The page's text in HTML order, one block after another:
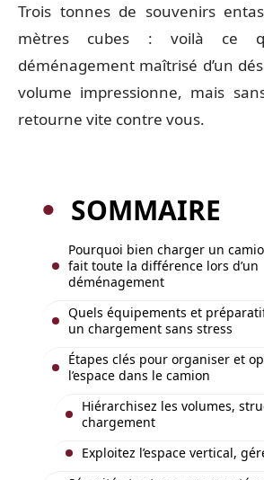
Trois tonnes de souvenirs
mètres cubes : voilà ce
déménagement maîtrisé d’un
volume impressionne, mais
retourne vite contre vous.
SOMMAIRE
Pourquoi bien charger un
fait toute la différence lors d’un
déménagement
Quels équipements et
un chargement sans stress
Étapes clés pour organiser et
l’espace dans le camion
Hiérarchisez les volumes,
chargement
Exploitez l’espace vertical,